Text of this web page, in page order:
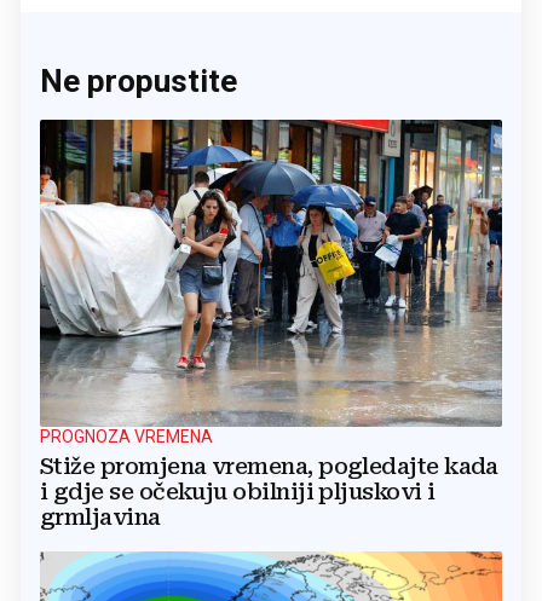
Ne propustite
PROGNOZA VREMENA
Stiže promjena vremena, pogledajte kada
i gdje se očekuju obilniji pljuskovi i
grmljavina